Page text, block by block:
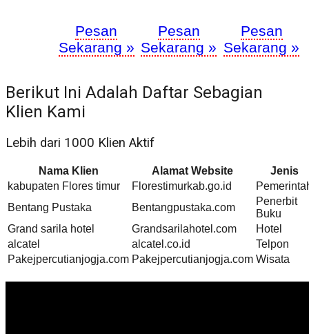
Pesan
Sekarang »
Pesan
Sekarang »
Pesan
Sekarang »
Berikut Ini Adalah Daftar Sebagian
Klien Kami
Lebih dari 1000 Klien Aktif
Nama Klien Alamat Website
Jenis
kabupaten Flores timur
Florestimurkab.go.id
Bentang Pustaka
Bentangpustaka.com
Penerbit
Buku
Grand sarila hotel
Grandsarilahotel.com
Hotel
alcatel
alcatel.co.id
Telpon
Pakejpercutianjogja.com Pakejpercutianjogja.com Wisata